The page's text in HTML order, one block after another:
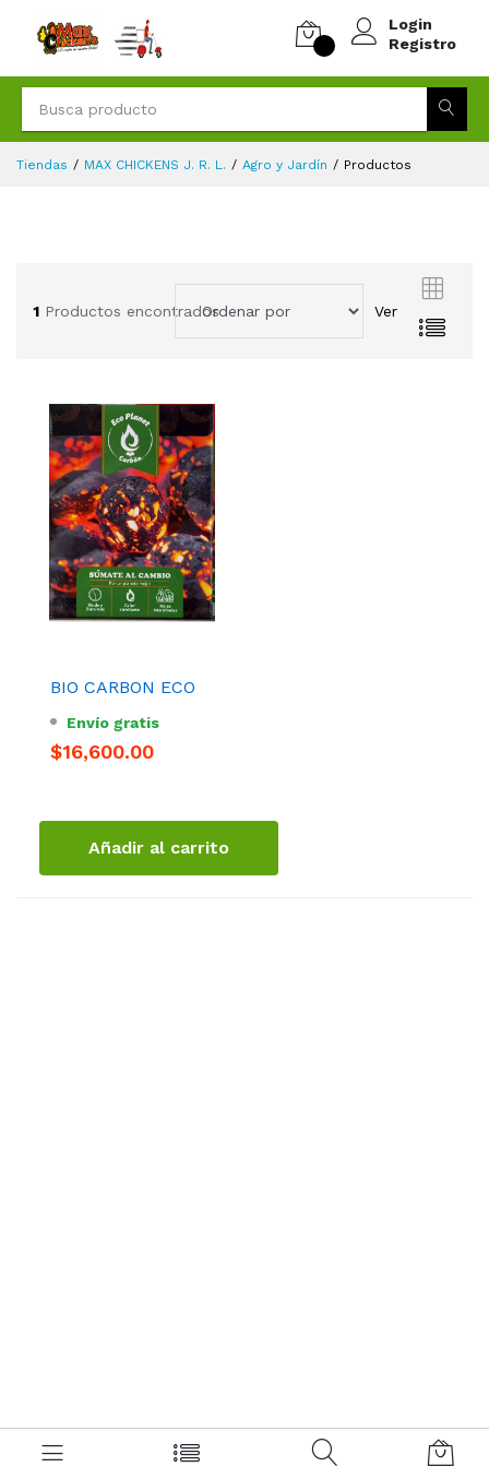
Login
Registro
Tiendas MAX CHICKENS J. R. L. Agro y Jardín Productos
1 Productos encontrados Ver
BIO CARBON ECO
Envío gratis
$16,600.00
Añadir al carrito